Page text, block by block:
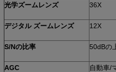
光学ズームレンズ 36X
デジタル ズームレンズ 12X
S/Nの比率 50dBの
AGC 自動車/